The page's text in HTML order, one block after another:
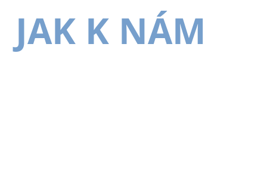
JAK K NÁM